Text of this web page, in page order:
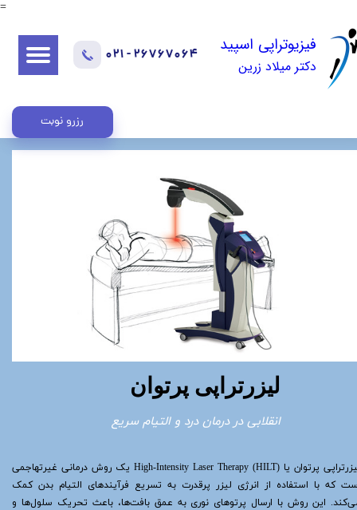
=
فیزیوتراپی اسپید
دکتر میلاد زرین
رزرو نوبت
021 - 26767064
لیزرتراپی پرتوان
لیزرتراپی پرتوان یا High-Intensity Laser Therapy (HILT) یک روش درمانی غیرتهاجمی
که با استفاده از انرژی لیزر پرقدرت به تسریع فرآیندهای التیام بدن کمک
این روش با ارسال پرتوهای نوری به عمق بافت‌ها، باعث تحریک سلول‌ها و
انقلابی در درمان درد و التیام سریع